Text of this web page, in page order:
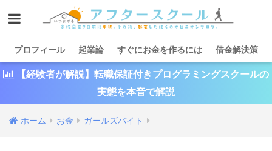
プロフィール 起業論 すぐにお金を作るには 借金解決策
【経験者が解説】転職保証付きプログラミングスクールの
実態を本音で解説
ホーム お金 ガールズバイト